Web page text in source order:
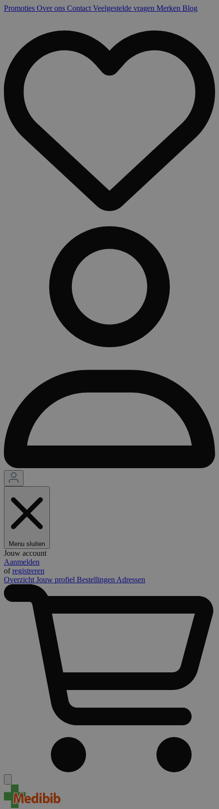
Promoties Over ons Contact Veelgestelde vragen Merken Blog
Menu sluiten
Jouw account
Aanmelden
ofregistreren
Overzicht Jouw profiel Bestellingen Adressen